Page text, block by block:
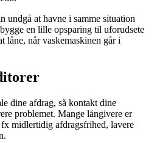
undgå at havne i samme situation
en lille opsparing til uforudsete
låne, når vaskemaskinen går i
dine afdrag, så kontakt dine
problemet. Mange långivere er
midlertidig afdragsfrihed, lavere